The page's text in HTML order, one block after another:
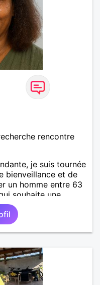
rencontre
je suis tournée
bienveillance et de
un homme entre 63
souhaite une
Je suis une
personnel et de
la meilleure
au lien authentique,
une relation
serai heureuse de